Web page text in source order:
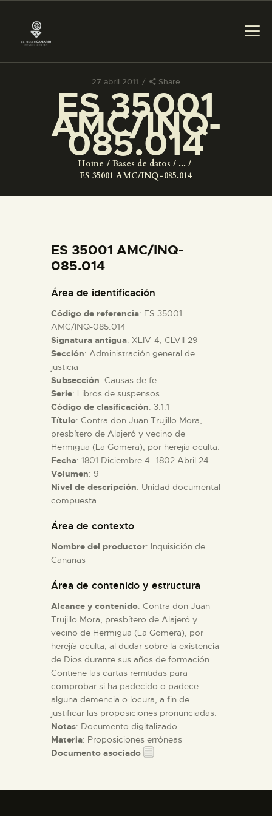
27 abril 2011 Share
ES 35001
AMC/INQ-
085.014
Home Bases de datos
...
ES 35001 AMC/INQ-085.014
PREPARAR LA VISITA
ACTIVIDADES
COLECCIONES
ESPAÑOL
PREPARAR LA VISITA
ACTIVIDADES
█
EL MUSEO
COLECCIONES
ES 35001 AMC/INQ-
085.014
Área de identificación
Código de referencia: ES 35001
AMC/INQ-085.014
Signatura antigua: XLIV-4, CLVII-29
Sección: Administración general de
justicia
Subsección: Causas de fe
Serie: Libros de suspensos
Código de clasificación: 3.1.1
Título: Contra don Juan Trujillo Mora,
presbítero de Alajeró y vecino de
Hermigua (La Gomera), por herejía oculta.
Fecha: 1801.Diciembre.4--1802.Abril.24
Volumen: 9
Nivel de descripción: Unidad documental
compuesta
Área de contexto
Nombre del productor: Inquisición de
Canarias
Área de contenido y estructura
Alcance y contenido: Contra don Juan
Trujillo Mora, presbítero de Alajeró y
vecino de Hermigua (La Gomera), por
herejía oculta, al dudar sobre la existencia
de Dios durante sus años de formación.
Contiene las cartas remitidas para
comprobar si ha padecido o padece
alguna demencia o locura, a fin de
justificar las proposiciones pronunciadas.
Notas: Documento digitalizado.
Materia: Proposiciones erróneas
Documento asociado